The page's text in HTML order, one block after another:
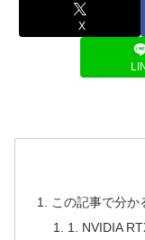
X
この記事で分か
1. NVIDIA